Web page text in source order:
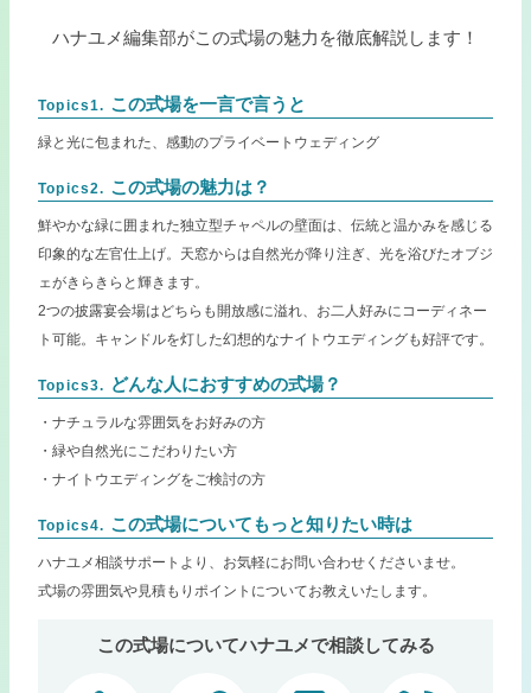
ハナユメ編集部がこの式場の魅力を徹底解説します！
Topics1. この式場を一言で言うと
緑と光に包まれた、感動のプライベートウェディング
Topics2. この式場の魅力は？
鮮やかな緑に囲まれた独立型チャペルの壁面は、伝統と温かみを感じる
印象的な左官仕上げ。天窓からは自然光が降り注ぎ、光を浴びたオブジ
ェがきらきらと輝きます。
2つの披露宴会場はどちらも開放感に溢れ、お二人好みにコーディネー
ト可能。キャンドルを灯した幻想的なナイトウエディングも好評です。
Topics3. どんな人におすすめの式場？
・ナチュラルな雰囲気をお好みの方
・緑や自然光にこだわりたい方
・ナイトウエディングをご検討の方
Topics4. この式場についてもっと知りたい時は
ハナユメ相談サポートより、お気軽にお問い合わせくださいませ。
式場の雰囲気や見積もりポイントについてお教えいたします。
この式場についてハナユメで相談してみる